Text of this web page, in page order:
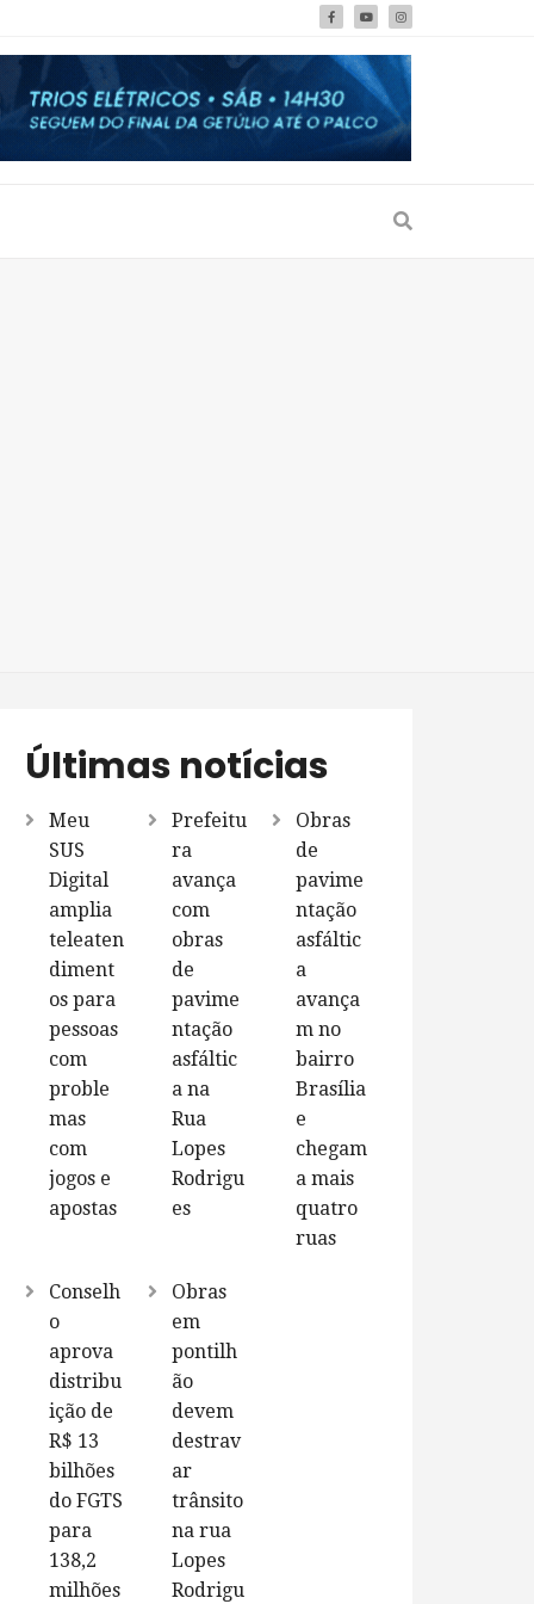
Últimas notícias
Meu
SUS
Digital
amplia
teleaten
diment
os para
pessoas
com
proble
mas
com
jogos e
apostas
Prefeitu
ra
avança
com
obras
de
pavime
ntação
asfáltic
a na
Rua
Lopes
Rodrigu
es
Obras
de
pavime
ntação
asfáltic
a
avança
m no
bairro
Brasília
e
chegam
a mais
quatro
ruas
Conselh
o
aprova
distribu
ição de
R$ 13
bilhões
do FGTS
para
138,2
milhões
Obras
em
pontilh
ão
devem
destrav
ar
trânsito
na rua
Lopes
Rodrigu